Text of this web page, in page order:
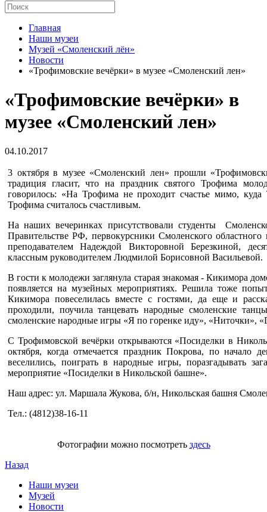
Главная
Наши музеи
Музей «Смоленский лён»
Новости
«Трофимовские вечёрки» в музее «Смоленский лен»
«Трофимовские вечёрки» в
музее «Смоленский лен»
04.10.2017
3 октября в музее «Смоленский лен» прошли
традиция гласит, что на праздник святого Трофима
говорилось: «На Трофима не проходит счастье мимо,
Трофима считалось счастливым.
На наших вечеринках присутствовали студенты
Правительстве РФ, первокурсники Смоленского
преподавателем Надеждой Викторовной Березкиной,
классным руководителем Людмилой Борисовной Васильевой.
В гости к молодежи заглянула старая знакомая - Кикимора
появляется на музейных мероприятиях. Решила тоже
Кикимора повеселилась вместе с гостями, да еще и
проходили, поучила танцевать народные смоленские
смоленские народные игры «Я по горенке иду», «Ниточки»,
С Трофимовской вечёрки открываются «Посиделки в
октября, когда отмечается праздник Покрова, по начало
веселились, поиграть в народные игры, поразгадывать
мероприятие «Посиделки в Никольской башне».
Наш адрес: ул. Маршала Жукова, б/н, Никольская башня
Тел.: (4812)38-16-11
Фотографии можно посмотреть здесь
Назад
Наши музеи
Музей
Новости